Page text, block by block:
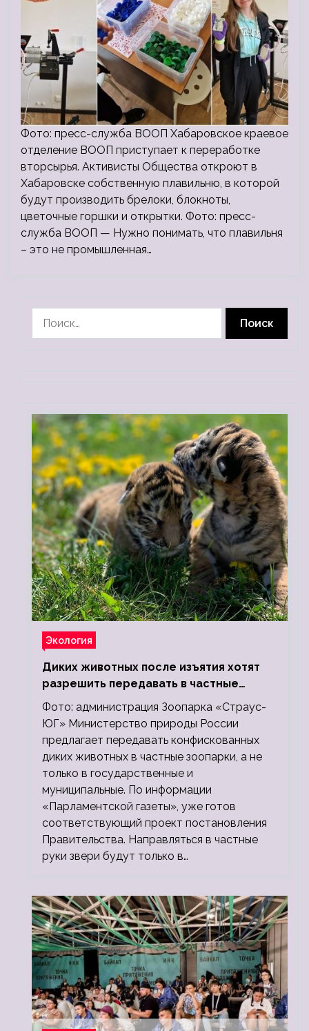
Фото: пресс-служба ВООП Хабаровское краевое
отделение ВООП приступает к переработке
вторсырья. Активисты Общества откроют в
Хабаровске собственную плавильню, в которой
будут производить брелоки, блокноты,
цветочные горшки и открытки. Фото: пресс-
служба ВООП — Нужно понимать, что плавильня
– это не промышленная…
Экология
Диких животных после изъятия хотят
разрешить передавать в частные
зоопарки
Фото: администрация Зоопарка «Страус-
ЮГ» Министерство природы России
предлагает передавать конфискованных
диких животных в частные зоопарки, а не
только в государственные и
муниципальные. По информации
«Парламентской газеты», уже готов
соответствующий проект постановления
Правительства. Направляться в частные
руки звери будут только в…